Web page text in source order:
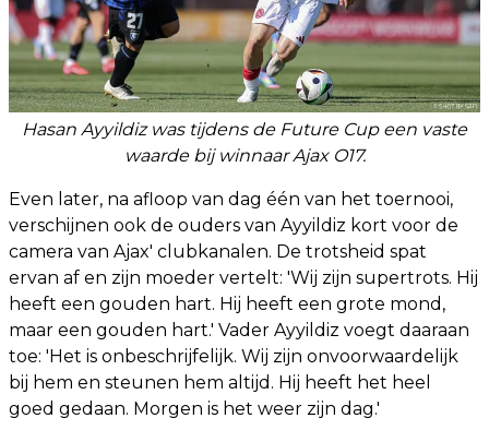
Hasan Ayyildiz was tijdens de Future Cup een vaste
waarde bij winnaar Ajax O17.
Even later, na afloop van dag één van het toernooi,
verschijnen ook de ouders van Ayyildiz kort voor de
camera van Ajax' clubkanalen. De trotsheid spat
ervan af en zijn moeder vertelt: 'Wij zijn supertrots. Hij
heeft een gouden hart. Hij heeft een grote mond,
maar een gouden hart.' Vader Ayyildiz voegt daaraan
toe: 'Het is onbeschrijfelijk. Wij zijn onvoorwaardelijk
bij hem en steunen hem altijd. Hij heeft het heel
goed gedaan. Morgen is het weer zijn dag.'